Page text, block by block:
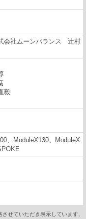
会社ムーンバランス 辻村
毅
、ModuleX130、ModuleX
せていただき表示しています。